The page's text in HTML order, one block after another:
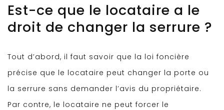
Est-ce que le locataire a le
droit de changer la serrure ?
Tout d’abord, il faut savoir que la loi foncière
précise que le locataire peut changer la porte ou
la serrure sans demander l’avis du propriétaire.
Par contre, le locataire ne peut forcer le